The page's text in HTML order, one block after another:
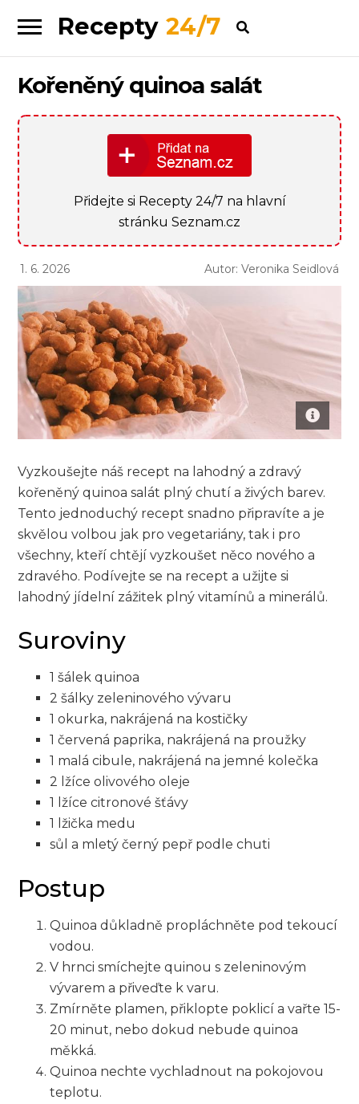
Skip
to
navigation
Skip
to
content
Recepty 24/7
Kořeněný quinoa salát
Přidejte si Recepty 24/7 na hlavní
stránku Seznam.cz
1. 6. 2026 Autor: Veronika Seidlová
Vyzkoušejte náš recept na lahodný a zdravý
kořeněný quinoa⁣ salát plný chutí a živých barev.
Tento jednoduchý recept snadno připravíte a je
skvělou volbou jak pro vegetariány, tak i​ pro
všechny, kteří chtějí vyzkoušet něco nového a
zdravého. Podívejte se na recept a⁣ užijte⁢ si
lahodný jídelní zážitek plný vitamínů a minerálů.​
Suroviny
1 ‌šálek ⁢quinoa
2 šálky zeleninového vývaru
1 okurka, nakrájená na‍ kostičky
1 červená paprika, nakrájená na proužky
1​ malá cibule, nakrájená na jemné kolečka
2 lžíce olivového oleje
1 lžíce ⁢citronové šťávy
1 lžička‍ medu
sůl‍ a mletý černý pepř podle chuti
Postup
Quinoa důkladně propláchněte pod tekoucí
vodou.
V hrnci​ smíchejte quinou s zeleninovým
vývarem a přiveďte k varu.
Zmírněte plamen, přiklopte poklicí a vařte 15-
20 minut, nebo dokud nebude quinoa
měkká.
Quinoa nechte vychladnout‍ na pokojovou
teplotu.